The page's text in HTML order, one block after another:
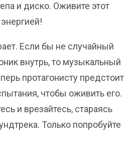
и диско. Оживите этот
Если бы не случайный
внутрь, то музыкальный
протагонисту предстоит
чтобы оживить его.
и врезайтесь, стараясь
Только попробуйте